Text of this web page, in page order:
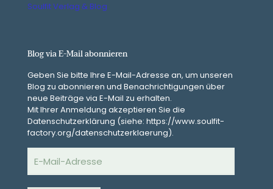
Soulfit Verlag & Blog
Blog via E-Mail abonnieren
Geben Sie bitte Ihre E-Mail-Adresse an, um unseren
Blog zu abonnieren und Benachrichtigungen über
neue Beiträge via E-Mail zu erhalten.
Mit Ihrer Anmeldung akzeptieren Sie die
Datenschutzerklärung (siehe: https://www.soulfit-
factory.org/datenschutzerklaerung).
Mail-
Adresse